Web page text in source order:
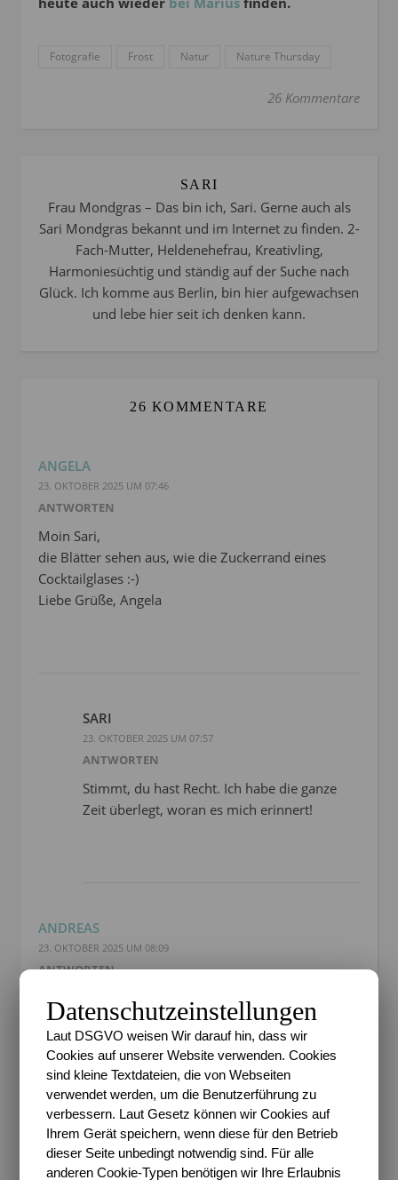
Fotografie Frost Natur Nature Thursday
26 Kommentare
SARI
Frau Mondgras – Das bin ich, Sari. Gerne auch als
Sari Mondgras bekannt und im Internet zu finden. 2-
Fach-Mutter, Heldenehefrau, Kreativling,
Harmoniesüchtig und ständig auf der Suche nach
Glück. Ich komme aus Berlin, bin hier aufgewachsen
und lebe hier seit ich denken kann.
26 KOMMENTARE
ANGELA
23. OKTOBER 2025 UM 07:46
ANTWORTEN
Moin Sari,
die Blätter sehen aus, wie die Zuckerrand eines
Cocktailglases :-)
Liebe Grüße, Angela
SARI
23. OKTOBER 2025 UM 07:57
ANTWORTEN
Stimmt, du hast Recht. Ich habe die ganze
Zeit überlegt, woran es mich erinnert!
ANDREAS
23. OKTOBER 2025 UM 08:09
ANTWORTEN
Ich friere, wenn ich die Bilder anschaue. Für mich ist
das Frost, leider kein Zucker.
Trotzdem sind die Bilder Wunderschön.
Gruß
Andreas
P.S.
Ich biin ein bekennender Frostköttel :-D
Datenschutzeinstellungen
Laut DSGVO weisen Wir darauf hin, dass wir
Cookies auf unserer Website verwenden. Cookies
sind kleine Textdateien, die von Webseiten
verwendet werden, um die Benutzerführung zu
verbessern. Laut Gesetz können wir Cookies auf
Ihrem Gerät speichern, wenn diese für den Betrieb
dieser Seite unbedingt notwendig sind. Für alle
anderen Cookie-Typen benötigen wir Ihre Erlaubnis